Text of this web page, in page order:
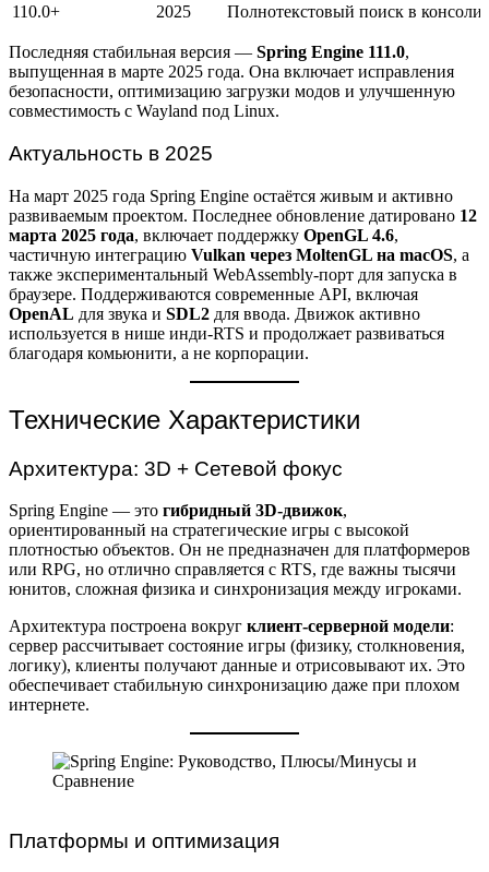
110.0+
2025 Полнотекстовый поиск в
Последняя стабильная версия — Spring Engine 111.0,
выпущенная в марте 2025 года. Она включает исправления
безопасности, оптимизацию загрузки модов и улучшенную
совместимость с Wayland под Linux.
Актуальность в 2025
На март 2025 года Spring Engine остаётся живым и активно
развиваемым проектом. Последнее обновление датировано 12
марта 2025 года, включает поддержку OpenGL 4.6,
частичную интеграцию Vulkan через MoltenGL на macOS, а
также экспериментальный WebAssembly-порт для запуска в
браузере. Поддерживаются современные API, включая
OpenAL для звука и SDL2 для ввода. Движок активно
используется в нише инди-RTS и продолжает развиваться
благодаря комьюнити, а не корпорации.
Технические Характеристики
Архитектура: 3D + Сетевой фокус
Spring Engine — это гибридный 3D-движок,
ориентированный на стратегические игры с высокой
плотностью объектов. Он не предназначен для платформеров
или RPG, но отлично справляется с RTS, где важны тысячи
юнитов, сложная физика и синхронизация между игроками.
Архитектура построена вокруг клиент-серверной модели:
сервер рассчитывает состояние игры (физику, столкновения,
логику), клиенты получают данные и отрисовывают их. Это
обеспечивает стабильную синхронизацию даже при плохом
интернете.
Платформы и оптимизация